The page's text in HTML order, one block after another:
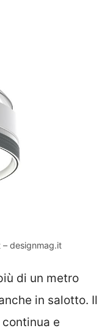
designmag.it
di un metro
in salotto. Il
e